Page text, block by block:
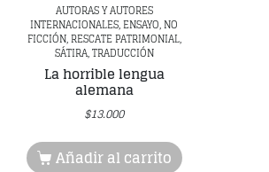
AUTORAS Y AUTORES
INTERNACIONALES, ENSAYO, NO
FICCIÓN, RESCATE PATRIMONIAL,
SÁTIRA, TRADUCCIÓN
La horrible lengua
alemana
$13.000
Añadir al carrito